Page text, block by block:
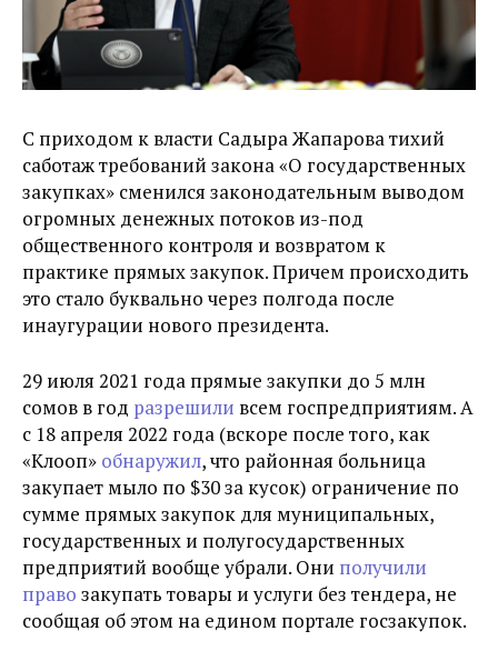
С приходом к власти Садыра Жапарова тихий
саботаж требований закона «О государственных
закупках» сменился законодательным выводом
огромных денежных потоков из-под
общественного контроля и возвратом к
практике прямых закупок. Причем происходить
это стало буквально через полгода после
инаугурации нового президента.
29 июля 2021 года прямые закупки до 5 млн
сомов в год разрешили всем госпредприятиям. А
с 18 апреля 2022 года (вскоре после того, как
«Клооп» обнаружил,что районная больница
закупает мыло по $30 за кусок) ограничение по
сумме прямых закупок для муниципальных,
государственных и полугосударственных
предприятий вообще убрали. Они получили
право закупать товары и услуги без тендера, не
сообщая об этом на едином портале госзакупок.